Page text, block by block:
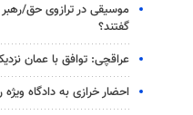
موسیقی در ترازوی حق/
گفتند؟
عراقچی: توافق با عمان نزدیک است/
احضار خرازی به دادگاه